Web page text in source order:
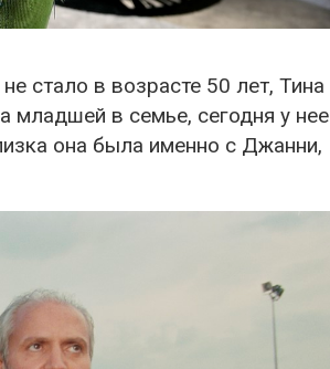
стало в возрасте 50 лет, Тина
младшей в семье, сегодня у нее
она была именно с Джанни,